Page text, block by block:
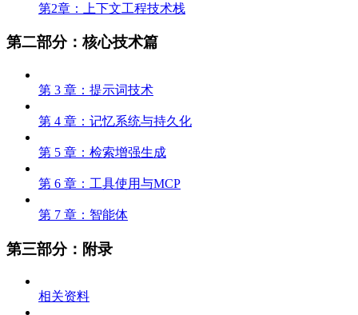
第2章：上下文工程技术栈
第二部分：核心技术篇
第 3 章：提示词技术
第 4 章：记忆系统与持久化
第 5 章：检索增强生成
第 6 章：工具使用与MCP
第 7 章：智能体
第三部分：附录
相关资料